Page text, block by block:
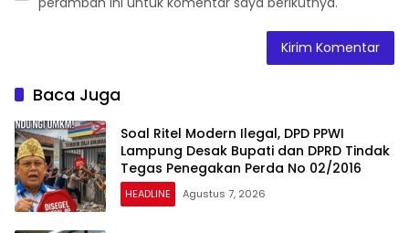
Baca Juga
Soal Ritel Modern Ilegal, DPD PPWI
Lampung Desak Bupati dan DPRD Tindak
Tegas Penegakan Perda No 02/2016
HEADLINE Agustus 7, 2026